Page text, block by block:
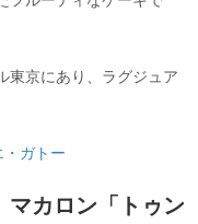
東京にあり、ラグジュア
・ガトー
カロン「トゥン